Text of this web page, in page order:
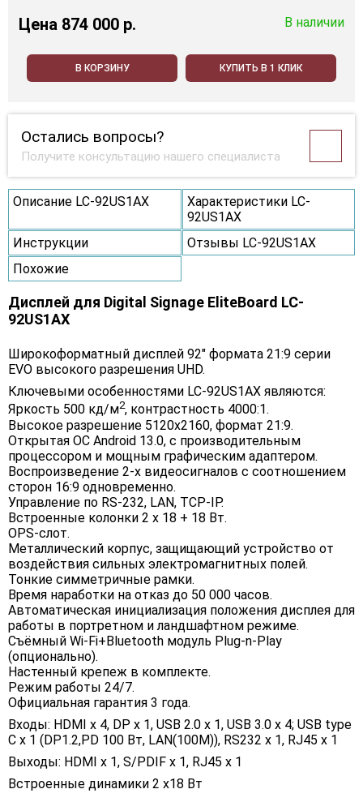
Цена 874 000 p. В наличии
В КОРЗИНУ КУПИТЬ В 1 КЛИК
Остались вопросы?
Получите консультацию нашего специалиста
Описание LC-92US1AX
Характеристики LC-
92US1AX
Инструкции
Отзывы LC-92US1AX
Похожие
Дисплей для Digital Signage EliteBoard LC-
92US1AX
Широкоформатный дисплей 92" формата 21:9 серии
EVO высокого разрешения UHD.
Ключевыми особенностями LC-92US1AX являются:
Яркость 500 кд/м2, контрастность 4000:1.
Высокое разрешение 5120х2160, формат 21:9.
Открытая ОС Android 13.0, c производительным
процессором и мощным графическим адаптером.
Воспроизведение 2-х видеосигналов с соотношением
сторон 16:9 одновременно.
Управление по RS-232, LAN, TCP-IP.
Встроенные колонки 2 х 18 + 18 Вт.
OPS-слот.
Металлический корпус, защищающий устройство от
воздействия сильных электромагнитных полей.
Тонкие симметричные рамки.
Время наработки на отказ до 50 000 часов.
Автоматическая инициализация положения дисплея для
работы в портретном и ландшафтном режиме.
Съёмный Wi-Fi+Bluetooth модуль Plug-n-Play
(опционально).
Настенный крепеж в комплекте.
Режим работы 24/7.
Официальная гарантия 3 года.
Входы: HDMI x 4, DP x 1, USB 2.0 x 1, USB 3.0 x 4; USB type
C x 1 (DP1.2,PD 100 Вт, LAN(100M)), RS232 x 1, RJ45 x 1
Выходы: HDMI x 1, S/PDIF х 1, RJ45 x 1
Встроенные динамики 2 x18 Вт